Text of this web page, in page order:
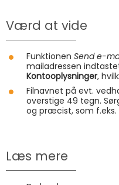
Værd at vide
Funktionen Send e-
mailadressen
Kontooplysninger,
Filnavnet på evt.
overstige 49 tegn.
og præcist, som f.eks.
Læs mere